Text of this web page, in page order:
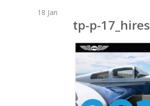
18 Jan
tp-p-17_hires